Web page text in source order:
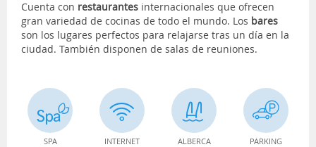
Cuenta con restaurantes internacionales que ofrecen
gran variedad de cocinas de todo el mundo. Los bares
son los lugares perfectos para relajarse tras un día en la
ciudad. También disponen de salas de reuniones.
SPA INTERNET ALBERCA PARKING